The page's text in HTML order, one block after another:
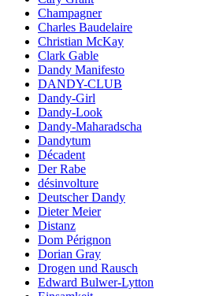
Champagner
Charles Baudelaire
Christian McKay
Clark Gable
Dandy Manifesto
DANDY-CLUB
Dandy-Girl
Dandy-Look
Dandy-Maharadscha
Dandytum
Décadent
Der Rabe
désinvolture
Deutscher Dandy
Dieter Meier
Distanz
Dom Pérignon
Dorian Gray
Drogen und Rausch
Edward Bulwer-Lytton